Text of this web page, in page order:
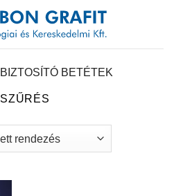
BIZTOSÍTÓ BETÉTEK
SZŰRÉS